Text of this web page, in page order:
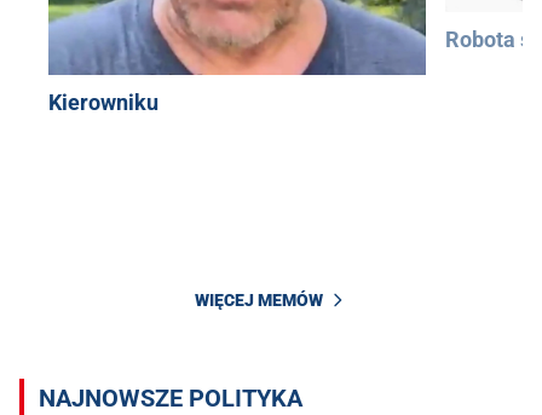
Kierowniku
Robota
WIĘCEJ MEMÓW
NAJNOWSZE POLITYKA